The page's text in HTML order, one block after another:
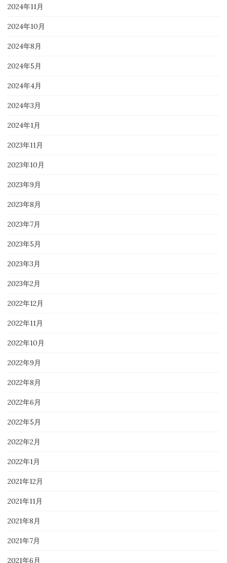
2024年11月
2024年10月
2024年8月
2024年5月
2024年4月
2024年3月
2024年1月
2023年11月
2023年10月
2023年9月
2023年8月
2023年7月
2023年5月
2023年3月
2023年2月
2022年12月
2022年11月
2022年10月
2022年9月
2022年8月
2022年6月
2022年5月
2022年2月
2022年1月
2021年12月
2021年11月
2021年8月
2021年7月
2021年6月